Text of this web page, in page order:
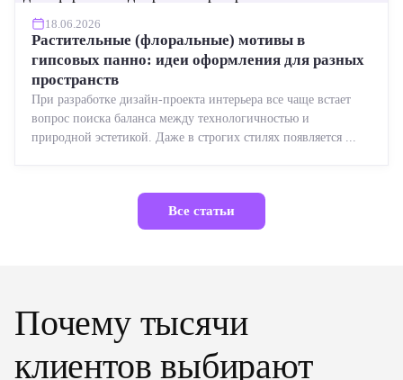
18.06.2026
Растительные (флоральные) мотивы в
гипсовых панно: идеи оформления для разных
пространств
При разработке дизайн-проекта интерьера все чаще встает
вопрос поиска баланса между технологичностью и
природной эстетикой. Даже в строгих стилях появляется ...
Все статьи
Почему тысячи
клиентов выбирают